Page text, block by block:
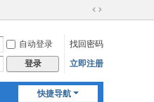
切
到
宽
自动登录
找回密码
登录 立即注册
快捷导航